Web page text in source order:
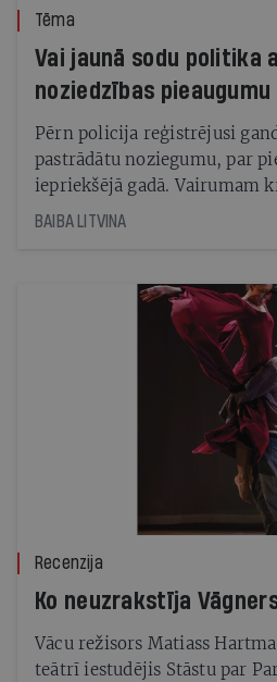
Tēma
Vai jaunā sodu politika
noziedzības pieaugumu
Pērn policija reģistrējusi
pastrādātu noziegumu, par
iepriekšējā gadā. Vairumam
ar apreibināšanos, zādzībām
BAIBA LITVINA
Recenzija
Ko neuzrakstīja
Vācu režisors Matiass
teātrī iestudējis Stāstu par